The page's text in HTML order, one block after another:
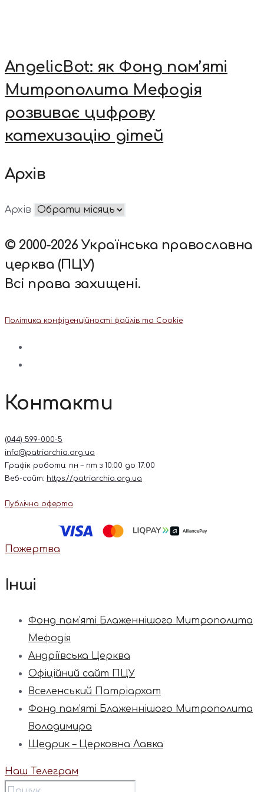
AngelicBot: як Фонд пам’яті
Митрополита Мефодія
розвиває цифрову
катехизацію дітей
Архів
Архів
© 2000-2026 Українська православна
церква (ПЦУ)
Всі права захищені.
Політика конфіденційності файлів та Cookie
Контакти
(044) 599-000-5
info@patriarchia.org.ua
Графік роботи: пн – пт з 10:00 до 17:00
Веб-сайт: https://patriarchia.org.ua
Публічна оферта
Пожертва
Інші
Фонд пам’яті Блаженнішого Митрополита
Мефодія
Андріївська Церква
Офіційний сайт ПЦУ
Вселенський Патріархат
Фонд пам’яті Блаженнішого Митрополита
Володимира
Щедрик – Церковна Лавка
Наш Телеграм